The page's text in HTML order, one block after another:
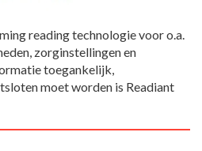
reading technologie voor o.a.
zorginstellingen en
toegankelijk,
moet worden is Readiant